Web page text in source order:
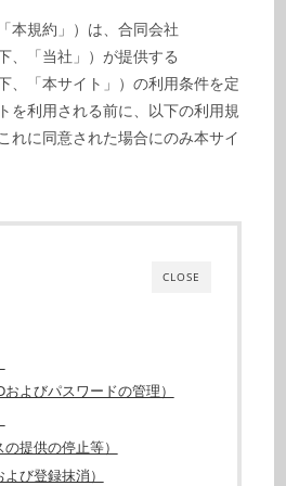
本規約」）は、合同会社
、「当社」）が提供する
、「本サイト」）の利用条件を定
を利用される前に、以下の利用規
れに同意された場合にのみ本サイ
CLOSE
よびパスワードの管理）
提供の停止等）
び登録抹消）